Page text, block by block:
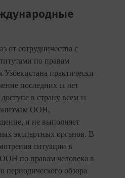
от сотрудничества с
по правам
Узбекистана практически
последних 11 лет
в страну всем 11
ООН,
и не выполняет
экспертных органов. В
ситуации в
по правам человека в
периодического обзора